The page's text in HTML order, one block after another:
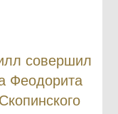
совершил
Феодорита